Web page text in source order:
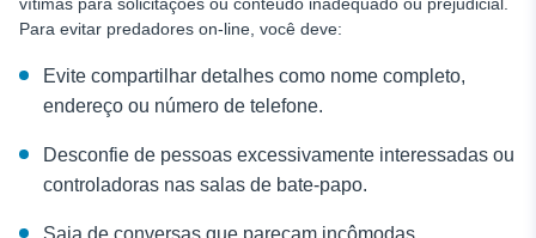
Para evitar predadores on-line, você deve:
Evite compartilhar detalhes como nome completo,
endereço ou número de telefone.
Desconfie de pessoas excessivamente interessadas ou
controladoras nas salas de bate-papo.
Saia de conversas que pareçam incômodas.